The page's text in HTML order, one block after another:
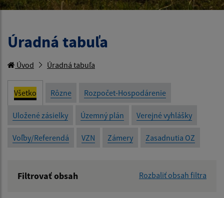
Úradná tabuľa
Úvod Úradná tabuľa
Všetko Rôzne Rozpočet-Hospodárenie
Uložené zásielky Územný plán Verejné vyhlášky
Voľby/Referendá VZN Zámery Zasadnutia OZ
Filtrovať obsah Rozbaliť obsah filtra